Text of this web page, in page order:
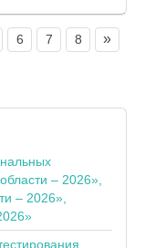
6 7 8 »
– 2026»,
– 2026»,